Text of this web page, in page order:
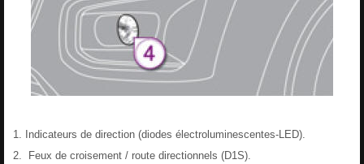
Indicateurs de direction (diodes électroluminescentes-LED).
Feux de croisement / route directionnels (D1S).